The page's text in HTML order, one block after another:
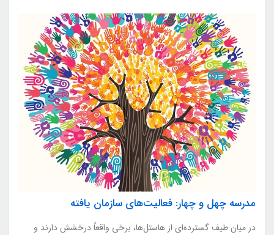
مدرسه چهل و چهار: فعالیت‌های سازمان یافته
در میان طیف گسترده‌ای از هاستل‌ها، برخی واقعاً درخشش دارند و